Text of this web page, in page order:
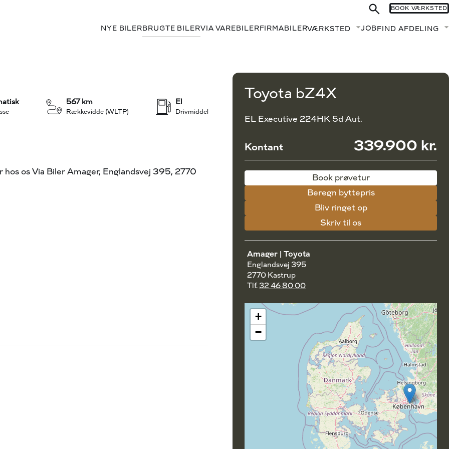
NYE BILER BRUGTE BILERVIA VAREBILER FIRMABILERVÆRKSTED Fold undermenu ud
JOB FIND AFDELING
BOOK VÆRKSTED
Rækkevidde (WLTP)
567 km
Drivmiddel
El
os Via Biler Amager, Englandsvej 395, 2770
og endnu ikke er fyldt 10 år eller har
Toyota bZ4X
EL Executive 224HK 5d Aut.
Kontant 339.900 kr.
Book prøvetur
Beregn byttepris
Bliv ringet op
Skriv til os
Amager | Toyota
Englandsvej 395
2770 Kastrup
Tlf.32 46 80 00